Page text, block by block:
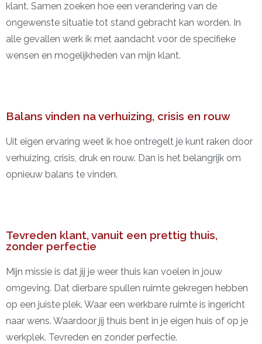
klant. Samen zoeken hoe een verandering van de
ongewenste situatie tot stand gebracht kan worden. In
alle gevallen werk ik met aandacht voor de specifieke
wensen en mogelijkheden van mijn klant.
Balans vinden na verhuizing, crisis en rouw
Uit eigen ervaring weet ik hoe ontregelt je kunt raken door
verhuizing, crisis, druk en rouw. Dan is het belangrijk om
opnieuw balans te vinden.
Tevreden klant, vanuit een prettig thuis,
zonder perfectie
Mijn missie is dat jij je weer thuis kan voelen in jouw
omgeving. Dat dierbare spullen ruimte gekregen hebben
op een juiste plek. Waar een werkbare ruimte is ingericht
naar wens. Waardoor jij thuis bent in je eigen huis of op je
werkplek. Tevreden en zonder perfectie.